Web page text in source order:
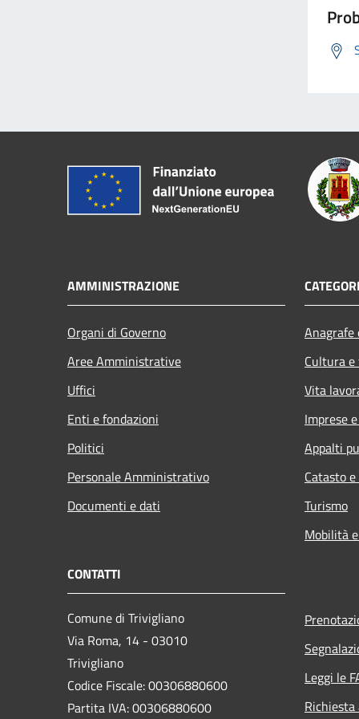
AMMINISTRAZIONE
Organi di Governo
Aree Amministrative
Uffici
Enti e fondazioni
Politici
Personale Amministrativo
Documenti e dati
Cultura
Vita
Imprese
Appalti
Catasto
Turismo
Mobilità
CONTATTI
Comune di Trivigliano
Via Roma, 14 - 03010
Trivigliano
Codice Fiscale: 00306880600
Partita IVA: 00306880600
Leggi le